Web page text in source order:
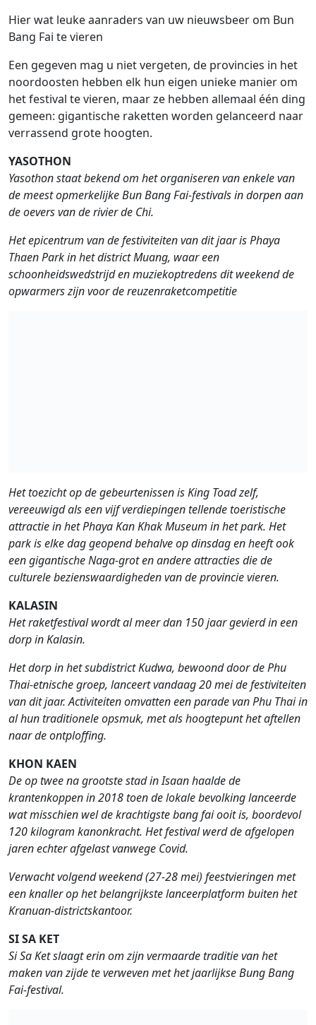
Hier wat leuke aanraders van uw nieuwsbeer om Bun
Bang Fai te vieren
Een gegeven mag u niet vergeten, de provincies in het
noordoosten hebben elk hun eigen unieke manier om
het festival te vieren, maar ze hebben allemaal één ding
gemeen: gigantische raketten worden gelanceerd naar
verrassend grote hoogten.
YASOTHON
Yasothon staat bekend om het organiseren van enkele van
de meest opmerkelijke Bun Bang Fai-festivals in dorpen aan
de oevers van de rivier de Chi.
Het epicentrum van de festiviteiten van dit jaar is Phaya
Thaen Park in het district Muang, waar een
schoonheidswedstrijd en muziekoptredens dit weekend de
opwarmers zijn voor de reuzenraketcompetitie
Het toezicht op de gebeurtenissen is King Toad zelf,
vereeuwigd als een vijf verdiepingen tellende toeristische
attractie in het Phaya Kan Khak Museum in het park. Het
park is elke dag geopend behalve op dinsdag en heeft ook
een gigantische Naga-grot en andere attracties die de
culturele bezienswaardigheden van de provincie vieren.
KALASIN
Het raketfestival wordt al meer dan 150 jaar gevierd in een
dorp in Kalasin.
Het dorp in het subdistrict Kudwa, bewoond door de Phu
Thai-etnische groep, lanceert vandaag 20 mei de festiviteiten
van dit jaar. Activiteiten omvatten een parade van Phu Thai in
al hun traditionele opsmuk, met als hoogtepunt het aftellen
naar de ontploffing.
KHON KAEN
De op twee na grootste stad in Isaan haalde de
krantenkoppen in 2018 toen de lokale bevolking lanceerde
wat misschien wel de krachtigste bang fai ooit is, boordevol
120 kilogram kanonkracht. Het festival werd de afgelopen
jaren echter afgelast vanwege Covid.
Verwacht volgend weekend (27-28 mei) feestvieringen met
een knaller op het belangrijkste lanceerplatform buiten het
Kranuan-districtskantoor.
SI SA KET
Si Sa Ket slaagt erin om zijn vermaarde traditie van het
maken van zijde te verweven met het jaarlijkse Bung Bang
Fai-festival.